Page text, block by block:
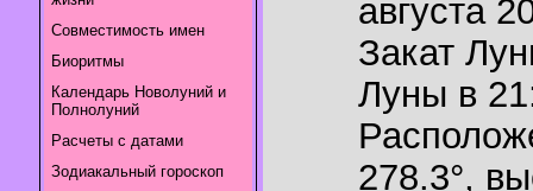
Совместимость имен
Биоритмы
Календарь Новолуний и
Полнолуний
Расчеты с датами
Зодиакальный гороскоп
августа
Закат
Луны в
278.3°,